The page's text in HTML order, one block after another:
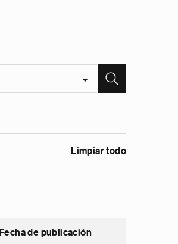
Limpiar todo
Fecha de publicación